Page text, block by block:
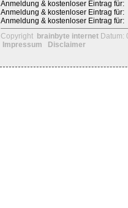
Anmeldung & kostenloser Eintrag für:
Anmeldung & kostenloser Eintrag für:
Anmeldung & kostenloser Eintrag für:
Copyright brainbyte internet Datum:
Impressum
Disclaimer